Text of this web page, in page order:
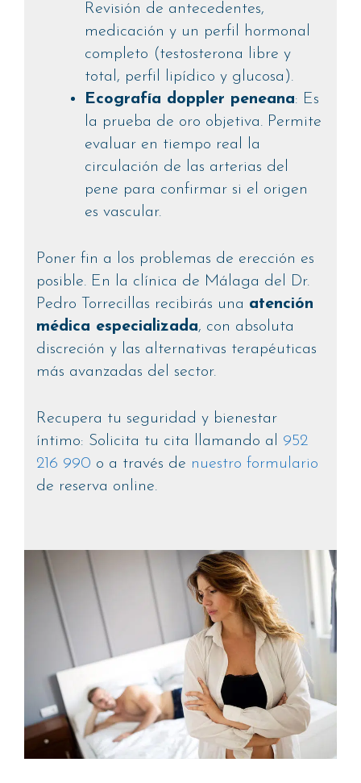
Revisión de antecedentes,
medicación y un perfil hormonal
completo (testosterona libre y
total, perfil lipídico y glucosa).
Ecografía doppler peneana: Es
la prueba de oro objetiva. Permite
evaluar en tiempo real la
circulación de las arterias del
pene para confirmar si el origen
es vascular.
Poner fin a los problemas de erección es
posible. En la clínica de Málaga del Dr.
Pedro Torrecillas recibirás una atención
médica especializada, con absoluta
discreción y las alternativas terapéuticas
más avanzadas del sector.
Recupera tu seguridad y bienestar
íntimo: Solicita tu cita llamando al 952
216 990 o a través de nuestro formulario
de reserva online.